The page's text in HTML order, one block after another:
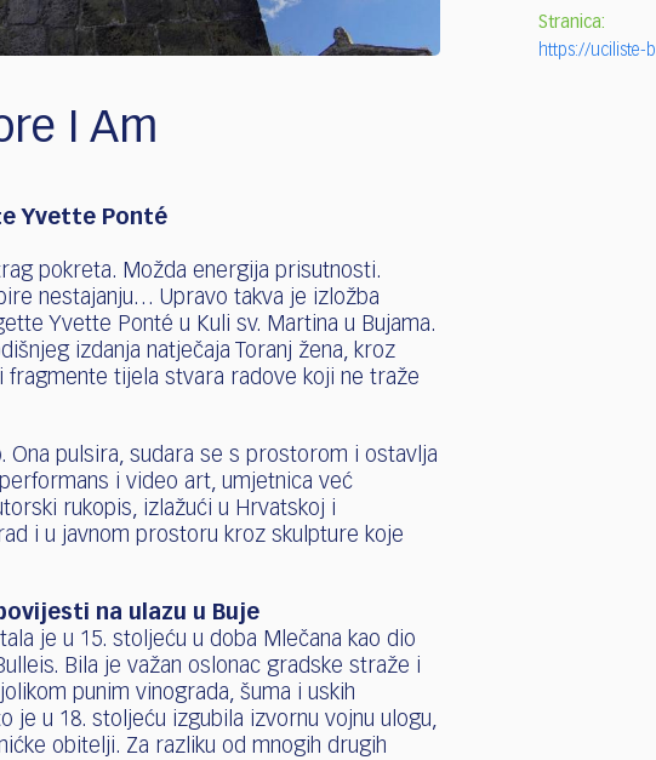
I Am
Yvette Ponté
pokreta. Možda energija prisutnosti.
nestajanju… Upravo takva je izložba
Yvette Ponté u Kuli sv. Martina u Bujama.
izdanja natječaja Toranj žena, kroz
fragmente tijela stvara radove koji ne traže
Ona pulsira, sudara se s prostorom i ostavlja
i video art, umjetnica već
rukopis, izlažući u Hrvatskoj i
i u javnom prostoru kroz skulpture koje
na ulazu u Buje
je u 15. stoljeću u doba Mlečana kao dio
Bila je važan oslonac gradske straže i
punim vinograda, šuma i uskih
je u 18. stoljeću izgubila izvornu vojnu ulogu,
obitelji. Za razliku od mnogih drugih
Stranica:
https://uciliste-